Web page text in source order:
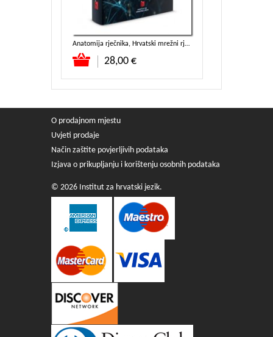
Anatomija rječnika, Hrvatski mrežni rječnik – Mrežnik
28,00 €
Dodaj u košaricu
O prodajnom mjestu
Uvjeti prodaje
Način zaštite povjerljivih podataka
Izjava o prikupljanju i korištenju osobnih podataka
© 2026 Institut za hrvatski jezik.